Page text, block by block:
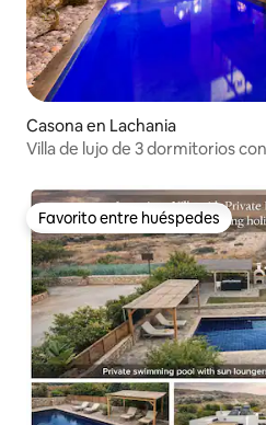
Casona en Lachania
Villa de lujo de 3 dormitorios
Favorito entre huéspedes
Favorito entre huéspedes